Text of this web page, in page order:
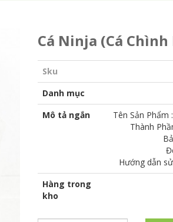
Cá Ninja (Cá Chình
Sku
Danh mục
Mô tả ngắn
Tên Sản Phẩm :
Thành
Hướng dẫn
Hàng trong
kho